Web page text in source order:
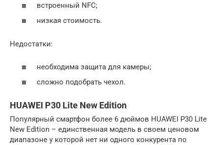
встроенный NFC;
низкая стоимость.
Недостатки:
необходима защита для камеры;
сложно подобрать чехол.
HUAWEI P30 Lite New Edition
Популярный смартфон более 6 дюймов HUAWEI P30 Lite
New Edition – единственная модель в своем ценовом
диапазоне у которой нет ни одного конкурента по